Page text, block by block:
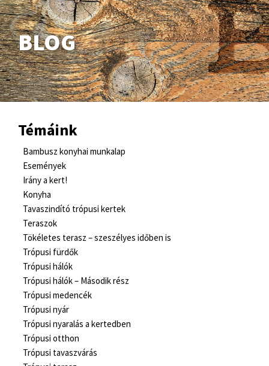
BLOG
Témáink
Bambusz konyhai munkalap
Események
Irány a kert!
Konyha
Tavaszindító trópusi kertek
Teraszok
Tökéletes terasz – szeszélyes időben is
Trópusi fürdők
Trópusi hálók
Trópusi hálók – Második rész
Trópusi medencék
Trópusi nyár
Trópusi nyaralás a kertedben
Trópusi otthon
Trópusi tavaszvárás